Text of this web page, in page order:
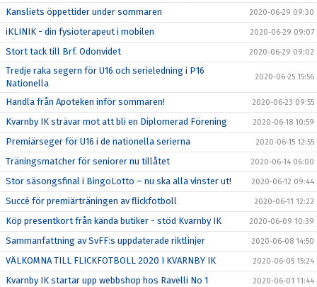
Kansliets öppettider under sommaren 2020-06-29 09:30
iKLINIK - din fysioterapeut i mobilen 2020-06-29 09:07
Stort tack till Brf. Odonvidet 2020-06-29 09:02
Tredje raka segern för U16 och serieledning i P16
Nationella
2020-06-25 15:56
Handla från Apoteken inför sommaren! 2020-06-23 09:55
Kvarnby IK strävar mot att bli en Diplomerad Förening 2020-06-18 10:59
Premiärseger för U16 i de nationella serierna 2020-06-15 12:55
Träningsmatcher för seniorer nu tillåtet 2020-06-14 06:00
Stor säsongsfinal i BingoLotto – nu ska alla vinster ut! 2020-06-12 09:44
Succé för premiärträningen av flickfotboll 2020-06-11 12:22
Köp presentkort från kända butiker - stöd Kvarnby IK 2020-06-09 10:39
Sammanfattning av SvFF:s uppdaterade riktlinjer 2020-06-08 14:50
VÄLKOMNA TILL FLICKFOTBOLL 2020 I KVARNBY IK 2020-06-05 15:24
Kvarnby IK startar upp webbshop hos Ravelli No 1 2020-06-01 11:44